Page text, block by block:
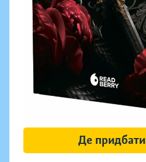
Де придбати